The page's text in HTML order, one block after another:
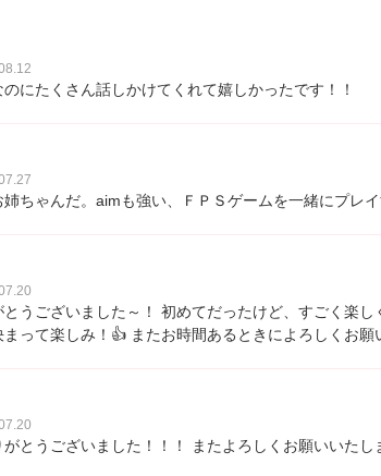
にたくさん話しかけてくれて嬉しかったです！！
ちゃんだ。aimも強い、ＦＰＳゲームを一緒にプレイ
うございました～！ 初めてだったけど、すごく楽
って楽しみ！👍 またお時間あるときによろしくお願
とうございました！！！ またよろしくお願いいたし